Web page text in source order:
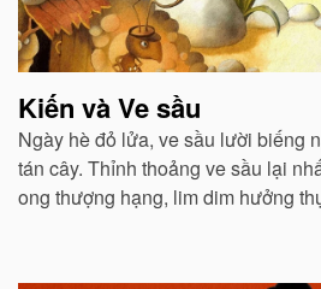
Kiến và Ve sầu
Ngày hè đỏ lửa, ve sầu lười biếng
tán cây. Thỉnh thoảng ve sầu lại
ong thượng hạng, lim dim hưởng